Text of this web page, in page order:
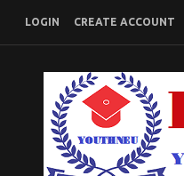
content
LOGIN CREATE ACCOUNT